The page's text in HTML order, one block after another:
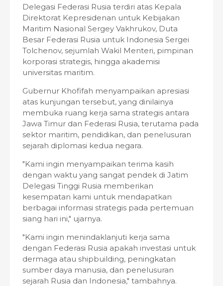
Delegasi Federasi Rusia terdiri atas Kepala
Direktorat Kepresidenan untuk Kebijakan
Maritim Nasional Sergey Vakhrukov, Duta
Besar Federasi Rusia untuk Indonesia Sergei
Tolchenov, sejumlah Wakil Menteri, pimpinan
korporasi strategis, hingga akademisi
universitas maritim.
Gubernur Khofifah menyampaikan apresiasi
atas kunjungan tersebut, yang dinilainya
membuka ruang kerja sama strategis antara
Jawa Timur dan Federasi Rusia, terutama pada
sektor maritim, pendidikan, dan penelusuran
sejarah diplomasi kedua negara.
"Kami ingin menyampaikan terima kasih
dengan waktu yang sangat pendek di Jatim
Delegasi Tinggi Rusia memberikan
kesempatan kami untuk mendapatkan
berbagai informasi strategis pada pertemuan
siang hari ini," ujarnya.
"Kami ingin menindaklanjuti kerja sama
dengan Federasi Rusia apakah investasi untuk
dermaga atau shipbuilding, peningkatan
sumber daya manusia, dan penelusuran
sejarah Rusia dan Indonesia," tambahnya.